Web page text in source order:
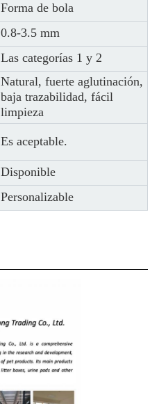
Forma de bola
0.8-3.5 mm
Las categorías 1 y 2
Natural, fuerte aglutinación,
baja trazabilidad, fácil
limpieza
Es aceptable.
Disponible
Personalizable